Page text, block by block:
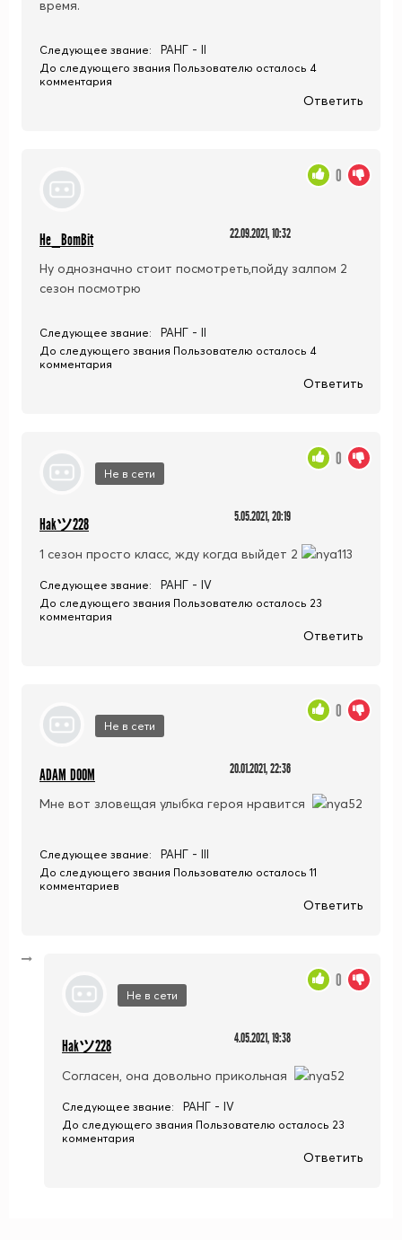
время.
Следующее звание: РАНГ - II
До следующего звания Пользователю осталось 4
комментария
Ответить
He_BomBit 22.09.2021, 10:32
Ну однозначно стоит посмотреть,пойду залпом 2
сезон посмотрю
0
Следующее звание: РАНГ - II
До следующего звания Пользователю осталось 4
комментария
Ответить
Не в сети
Hakツ228 5.05.2021, 20:19
1 сезон просто класс, жду когда выйдет 2
0
Следующее звание: РАНГ - IV
До следующего звания Пользователю осталось 23
комментария
Ответить
Не в сети
ADAM DOOM 20.01.2021, 22:36
Мне вот зловещая улыбка героя нравится
0
Следующее звание: РАНГ - III
До следующего звания Пользователю осталось 11
комментариев
Ответить
Не в сети
Hakツ228 4.05.2021, 19:38
Согласен, она довольно прикольная
0
Следующее звание: РАНГ - IV
До следующего звания Пользователю осталось 23
комментария
Ответить